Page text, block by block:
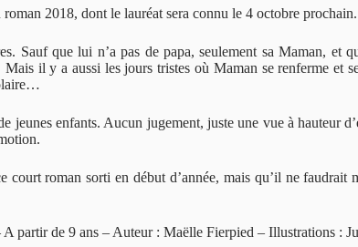
2018, dont le lauréat sera connu le 4 octobre
Sauf que lui n’a pas de papa, seulement sa Maman,
il y a aussi les jours tristes où Maman se renferme
jeunes enfants. Aucun jugement, juste une vue à hauteur
roman sorti en début d’année, mais qu’il ne
partir de 9 ans – Auteur : Maëlle Fierpied – Illustrations :